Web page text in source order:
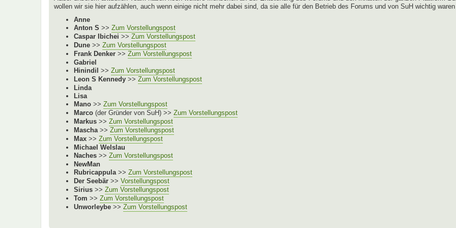
wollen wir sie hier aufzählen, auch wenn einige nicht mehr dabei sind, da sie alle für den Betrieb des Forums und von SuH wichtig waren
Anne
Anton S >> Zum Vorstellungspost
Caspar Ibichei >> Zum Vorstellungspost
Dune >> Zum Vorstellungspost
Frank Denker >> Zum Vorstellungspost
Gabriel
Hinindil >> Zum Vorstellungspost
Leon S Kennedy >> Zum Vorstellungspost
Linda
Lisa
Mano >> Zum Vorstellungspost
Marco (der Gründer von SuH) >> Zum Vorstellungspost
Markus >> Zum Vorstellungspost
Mascha>> Zum Vorstellungspost
Max >> Zum Vorstellungspost
Michael Welslau
Naches >> Zum Vorstellungspost
NewMan
Rubricappula>> Zum Vorstellungspost
Der Seebär >> Vorstellungspost
Sirius >> Zum Vorstellungspost
Tom >> Zum Vorstellungspost
Unworleybe >> Zum Vorstellungspost